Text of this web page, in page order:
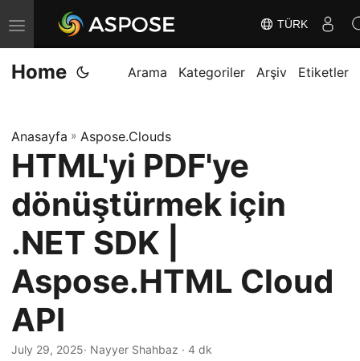
G
e
z
m
e
i
D
e
ğ
i
ş
t
TÜRK
Home Arama Kategoriler Arşiv Etiketler
Anasayfa » Aspose.Clouds
HTML'yi PDF'ye
dönüştürmek için
.NET SDK |
Aspose.HTML Cloud
API
July 29, 2025· Nayyer Shahbaz · 4 dk